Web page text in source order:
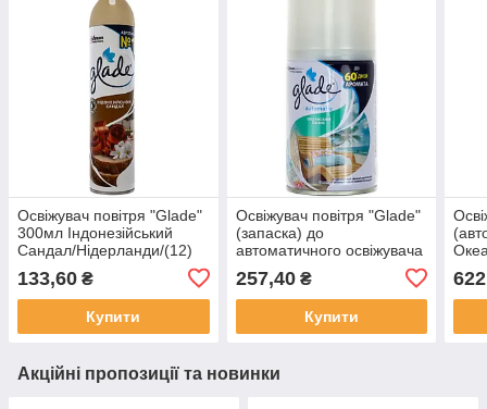
Освіжувач повітря "Glade"
300мл Індонезійський
Сандал/Нідерланди/(12)
133,60 ₴
Купити
Освіжувач повітря "Glade"
(запаска) до
автоматичного освіжувача
269мл(6)
257,40₴
Купити
622
Акційні пропозиції та новинки